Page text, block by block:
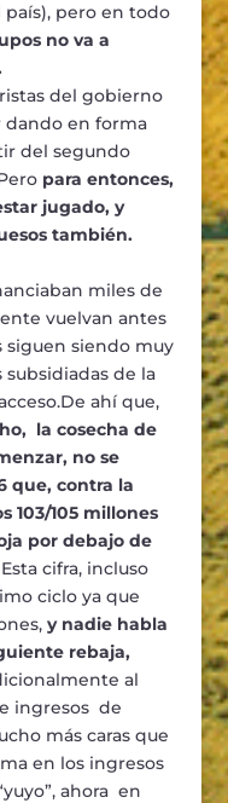
pero en todo
no va a
del gobierno
dando en forma
del segundo
para entonces,
jugado, y
también.
miles de
vuelvan antes
siguen siendo muy
subsidiadas de la
ahí que,
la cosecha de
no se
que, contra la
103/105 millones
por debajo de
cifra, incluso
ciclo ya que
y nadie habla
rebaja,
al
ingresos de
más caras que
en los ingresos
ahora en